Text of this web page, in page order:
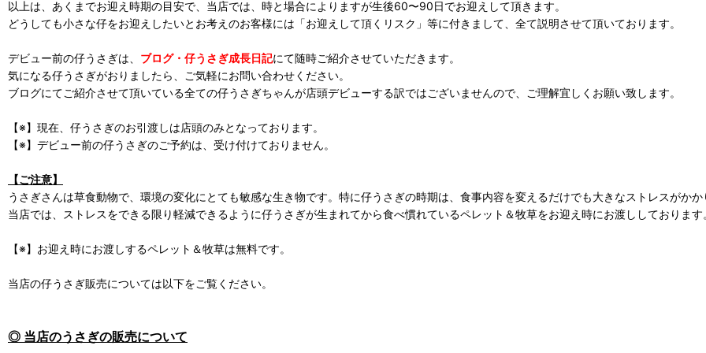
以上は、あくまでお迎え時期の目安で、当店では、時と場合によりますが生後60〜90日でお迎えして頂きます。
どうしても小さな仔をお迎えしたいとお考えのお客様には「お迎えして頂くリスク」等に付きまして、全て説明させて頂いております。
デビュー前の仔うさぎは、 ブログ・仔うさぎ成長日記にて随時ご紹介させていただきます。
気になる仔うさぎがおりましたら、ご気軽にお問い合わせください。
ブログにてご紹介させて頂いている全ての仔うさぎちゃんが店頭デビューする訳ではございませんので、ご理解宜しくお願い致します。
【※】現在、仔うさぎのお引渡しは店頭のみとなっております。
【※】デビュー前の仔うさぎのご予約は、受け付けておりません。
【ご注意】
うさぎさんは草食動物で、環境の変化にとても敏感な生き物です。特に仔うさぎの時期は、食事内容を変えるだけでも大きなストレスがかか
当店では、ストレスをできる限り軽減できるように仔うさぎが生まれてから食べ慣れているペレット＆牧草をお迎え時にお渡ししております
【※】お迎え時にお渡しするペレット＆牧草は無料です。
当店の仔うさぎ販売については以下をご覧ください。
◎ 当店のうさぎの販売について